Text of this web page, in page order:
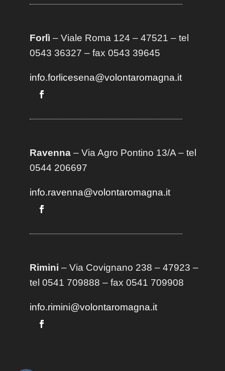
Forlì – Viale Roma 124 – 47521 – tel
0543 36327 – fax 0543 39645
info.forlicesena@volontaromagna.it
Ravenna– Via Agro Pontino 13/A– tel
0544 206697
info.ravenna@volontaromagna.it
Rimini – Via Covignano 238 – 47923 –
tel 0541 709888 – fax 0541 709908
info.rimini@volontaromagna.it